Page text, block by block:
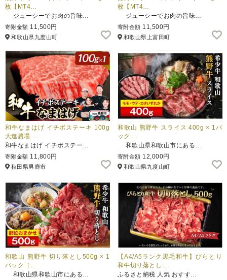
枚【MT4…
ジューシーでお肉の旨味…
寄附金額 11,500円
和歌山県九度山町
枚【MT4…
ジューシーでお肉の旨味…
寄附金額 11,500円
和歌山県上富田町
和牛なまはげ イチボステーキ 100g
大進農場 …
和牛なまはげ イチボステー…
寄附金額 11,800円
秋田県男鹿市
和歌山 熊野牛 スライス 400g × 1パ
ック …
和歌山県和歌山市にある…
寄附金額 12,000円
和歌山県九度山町
和歌山 熊野牛 切り落とし500g × 1
パック［…
和歌山県和歌山市にある…
【A4/A5ランク黒毛和牛】びらとり
和牛切り落とし…
ふるさと納税 人気 おすす…